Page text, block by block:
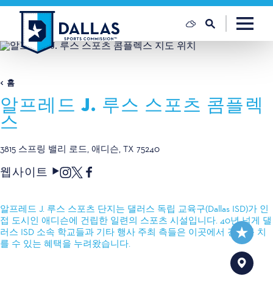
콘텐츠로 건너뛰기
홈
알프레드 J. 루스 스포츠 콤플렉
스
3815 스프링 밸리 로드 애디슨, TX 75240
웹사이트
알프레드 J. 루스 스포츠 단지는 댈러스 독립 교육구(Dallas ISD)가 인
접 도시인 애디슨에 건립한 일련의 스포츠 시설입니다. 40년 넘게 댈
러스 ISD 소속 학교들과 기타 행사 주최 측들은 이곳에서 경기를 치
를 수 있는 혜택을 누려왔습니다.